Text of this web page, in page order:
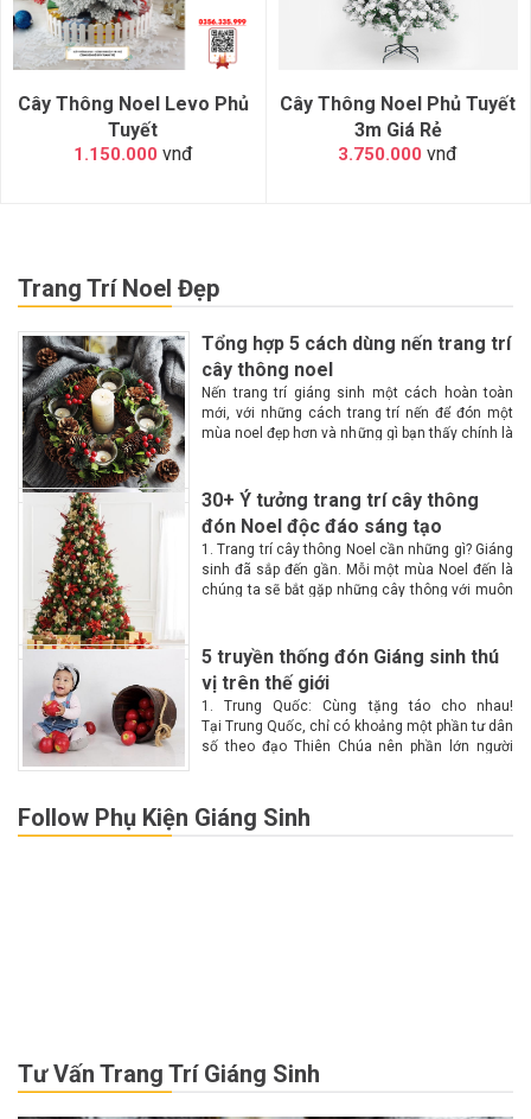
Cây Thông Noel Levo Phủ
Tuyết
1.150.000 vnđ
Cây Thông Noel Phủ Tuyết
3m Giá Rẻ
3.750.000 vnđ
Trang Trí Noel Đẹp
Tổng hợp 5 cách dùng nến trang trí
cây thông noel
Nến trang trí giáng sinh một cách hoàn toàn
mới, với những cách trang trí nến để đón một
mùa noel đẹp hơn và những gì bạn thấy chính là
30+ Ý tưởng trang trí cây thông
đón Noel độc đáo sáng tạo
1. Trang trí cây thông Noel cần những gì? Giáng
sinh đã sắp đến gần. Mỗi một mùa Noel đến là
chúng ta sẽ bắt gặp những cây thông với muôn
5 truyền thống đón Giáng sinh thú
vị trên thế giới
1. Trung Quốc: Cùng tặng táo cho nhau!
Tại Trung Quốc, chỉ có khoảng một phần tư dân
số theo đạo Thiên Chúa nên phần lớn người
Follow Phụ Kiện Giáng Sinh
Tư Vấn Trang Trí Giáng Sinh